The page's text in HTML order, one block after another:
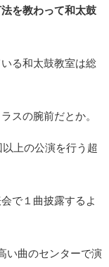
法を教わって和太鼓
る和太鼓教室は総
スの腕前だとか。
上の公演を行う超
で１曲披露するよ
い曲のセンターで演